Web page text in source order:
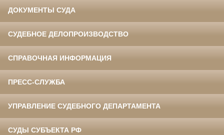
ДОКУМЕНТЫ СУДА
СУДЕБНОЕ ДЕЛОПРОИЗВОДСТВО
СПРАВОЧНАЯ ИНФОРМАЦИЯ
ПРЕСС-СЛУЖБА
УПРАВЛЕНИЕ СУДЕБНОГО ДЕПАРТАМЕНТА
СУДЫ СУБЪЕКТА РФ